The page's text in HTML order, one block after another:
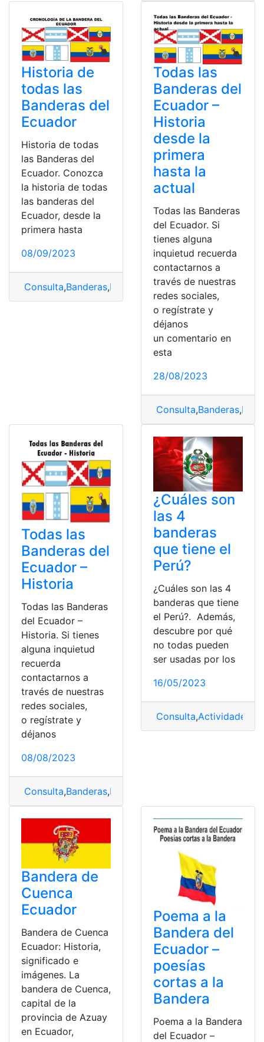
Historia de
todas las
Banderas del
Ecuador
Historia de todas
las Banderas del
Ecuador. Conozca
la historia de todas
las banderas del
Ecuador, desde la
primera hasta
08/09/2023
Consulta,Banderas,Banderas del Ecuador,Historia
Todas las
Banderas del
Ecuador –
Historia
desde la
primera
hasta la
actual
Todas las Banderas
del Ecuador. Si
tienes alguna
inquietud recuerda
contactarnos a
través de nuestras
redes sociales,
o regístrate y
déjanos
un comentario en
esta
28/08/2023
Consulta,Banderas,
Todas las
Banderas del
Ecuador –
Historia
Todas las Banderas
del Ecuador –
Historia. Si tienes
alguna inquietud
recuerda
contactarnos a
través de nuestras
redes sociales,
o regístrate y
déjanos
08/08/2023
Consulta,Banderas,Banderas del Ecuador
¿Cuáles son
las 4
banderas
que tiene el
Perú?
¿Cuáles son las 4
banderas que tiene
el Perú?. Además,
descubre por qué
no todas pueden
ser usadas por los
16/05/2023
Consulta,Actividades
Bandera de
Cuenca
Ecuador
Bandera de Cuenca
Ecuador: Historia,
significado e
imágenes. La
bandera de Cuenca,
capital de la
provincia de Azuay
en Ecuador,
Poema a la
Bandera del
Ecuador –
poesías
cortas a la
Bandera
Poema a la Bandera
del Ecuador –